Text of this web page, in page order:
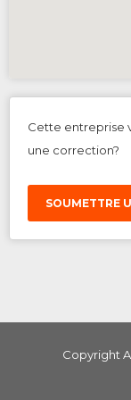
Cette entreprise
une correction?
SOUMETTRE
Copyright